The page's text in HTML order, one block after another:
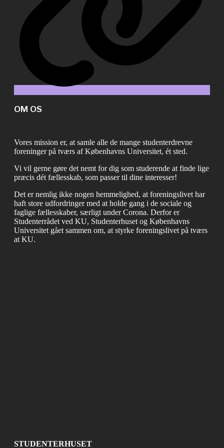
OM OS
Vores mission er, at samle alle de mange studenterdrevne
foreninger på tværs af Københavns Universitet, ét sted.
Vi vil gerne gøre det nemt for dig som studerende at finde lige
præcis dét fællesskab, som passer til dine interesser!
Det er nemlig ikke nogen hemmelighed, at foreningslivet har
haft store udfordringer med at holde gang i de sociale og
faglige fællesskaber, særligt under Corona. Derfor er
Studenterrådet ved KU, Studenterhuset og Københavns
Universitet gået sammen om, at styrke foreningslivet på tværs
at KU.
STUDENTERHUSET